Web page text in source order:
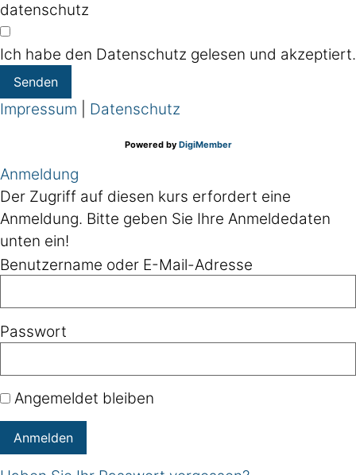
datenschutz
Ich habe den Datenschutz gelesen und akzeptiert.
Senden
Impressum Datenschutz
Powered by DigiMember
Anmeldung
Der Zugriff auf diesen kurs erfordert eine
Anmeldung. Bitte geben Sie Ihre Anmeldedaten
unten ein!
Benutzername oder E-Mail-Adresse
Passwort
Angemeldet bleiben